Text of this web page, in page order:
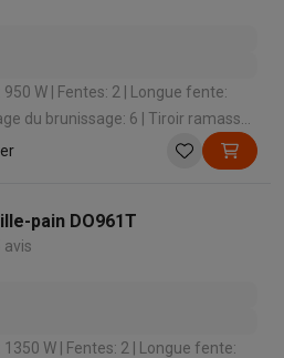
| Fentes: 2 | Longue fente:
brunissage: 6 | Tiroir ramasse-
pain DO961T
avis
| Fentes: 2 | Longue fente: